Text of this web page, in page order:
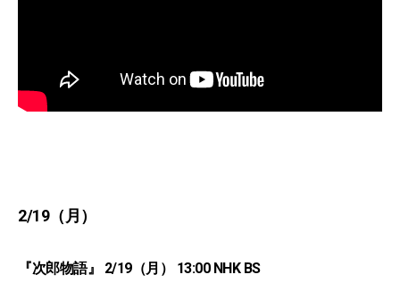
2/19（月）
『次郎物語』 2/19（月） 13:00 NHK BS